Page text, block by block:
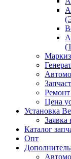
Ремонт
Цена
Установка
Заявка
Каталог
Опт